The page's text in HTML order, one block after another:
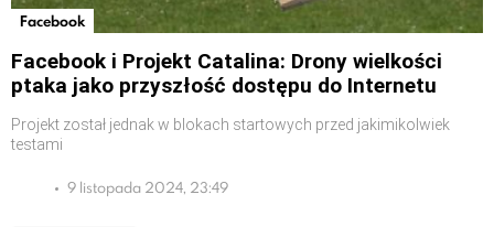
Facebook
Facebook i Projekt Catalina: Drony wielkości
ptaka jako przyszłość dostępu do Internetu
Projekt został jednak w blokach startowych przed jakimikolwiek
testami
9 listopada 2024, 23:49